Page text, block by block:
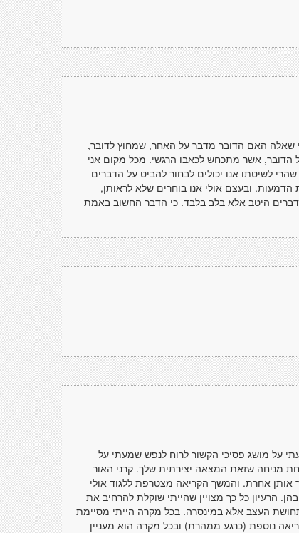
שאלה האם הדובר מדבר על האחר, שמחוץ לדובר,
אשר מתכחש לכאבו הרגשי. מכל מקום אני
לשיטתו אנו יכולים לבחור להביט על הדברים
ובעצם אולי אנו בוחרים שלא לראותן,
היטב אלא בלב בלבד. כי הדבר החשוב באמת
על מושג פסיכי הקשור לרוח לנפש שמעתי על
מניחה שזאת המצאה יצירתית שלך. קרני האור
אחרת. והמשך הקריאה מצטרפת ללגוד אולי
הרעיון כל כך מצויין שהייתי שוקלת להרחיב את
העצב אלא במינסרה. בכל מקרה הייתי מסיימת
נוספת (כרגע ממהרת) ובכל מקרה הוא מעניין